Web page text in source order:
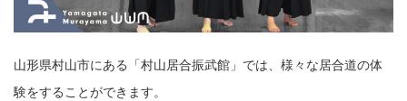
山形県村山市にある「村山居合振武館」では、様々な居合道の体
験をすることができます。